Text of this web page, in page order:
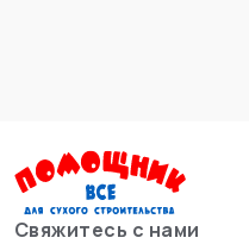
Свяжитесь с нами